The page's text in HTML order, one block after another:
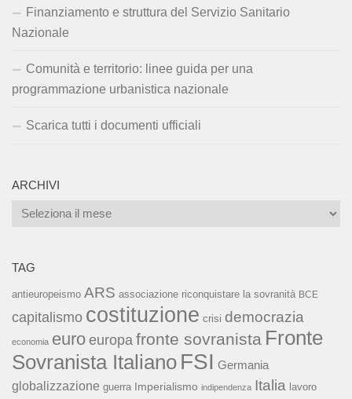
Finanziamento e struttura del Servizio Sanitario
Nazionale
Comunità e territorio: linee guida per una
programmazione urbanistica nazionale
Scarica tutti i documenti ufficiali
ARCHIVI
Archivi
TAG
antieuropeismo ARS associazione riconquistare la sovranità BCE
capitalismo costituzione crisi democrazia
economia euro europa fronte sovranista Fronte
Sovranista Italiano FSI Germania
globalizzazione guerra Imperialismo indipendenza Italia lavoro